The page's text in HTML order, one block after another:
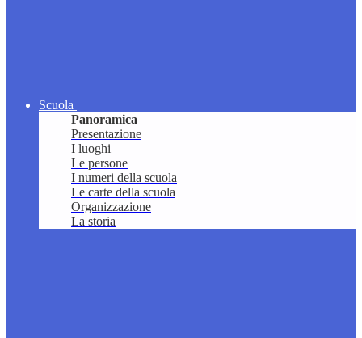
Scuola
Panoramica
Presentazione
I luoghi
Le persone
I numeri della scuola
Le carte della scuola
Organizzazione
La storia